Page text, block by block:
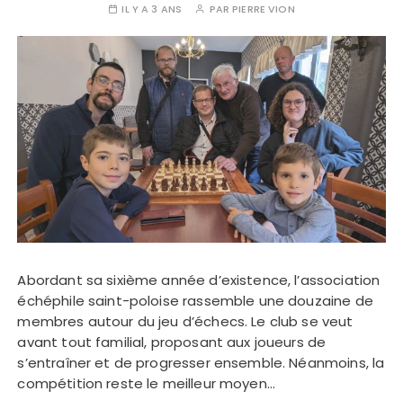
IL Y A 3 ANS PARPIERRE VION
Abordant sa sixième année d’existence, l’association
échéphile saint-poloise rassemble une douzaine de
membres autour du jeu d’échecs. Le club se veut
avant tout familial, proposant aux joueurs de
s’entraîner et de progresser ensemble. Néanmoins, la
compétition reste le meilleur moyen…